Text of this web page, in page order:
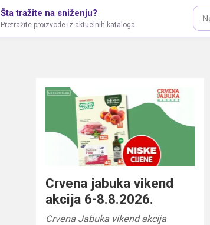
Šta tražite na sniženju?
Pretražite proizvode iz aktuelnih kataloga.
Crvena jabuka vikend
akcija 6-8.8.2026.
Crvena Jabuka vikend akcija